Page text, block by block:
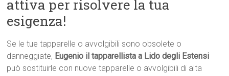
attiva per risolvere la tua
esigenza!
Se le tue tapparelle o avvolgibili sono obsolete o
danneggiate, Eugenio il tapparellista a Lido degli Estensi
può sostituirle con nuove tapparelle o avvolgibili di alta